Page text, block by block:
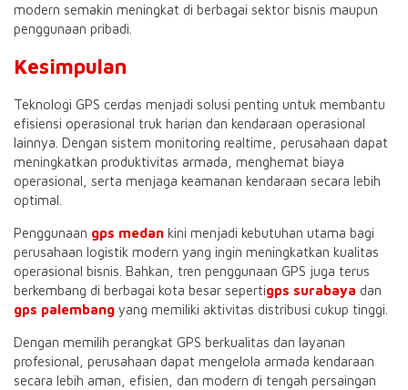
modern semakin meningkat di berbagai sektor bisnis maupun
penggunaan pribadi.
Kesimpulan
Teknologi GPS cerdas menjadi solusi penting untuk membantu
efisiensi operasional truk harian dan kendaraan operasional
lainnya. Dengan sistem monitoring realtime, perusahaan dapat
meningkatkan produktivitas armada, menghemat biaya
operasional, serta menjaga keamanan kendaraan secara lebih
optimal.
Penggunaan gps medan kini menjadi kebutuhan utama bagi
perusahaan logistik modern yang ingin meningkatkan kualitas
operasional bisnis. Bahkan, tren penggunaan GPS juga terus
berkembang di berbagai kota besar sepertigps surabaya dan
gps palembang yang memiliki aktivitas distribusi cukup tinggi.
Dengan memilih perangkat GPS berkualitas dan layanan
profesional, perusahaan dapat mengelola armada kendaraan
secara lebih aman, efisien, dan modern di tengah persaingan